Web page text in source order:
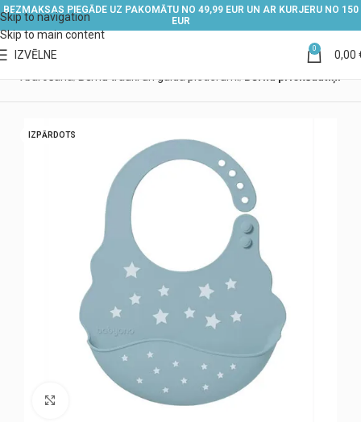
Skip to navigation
Skip to main content
BEZMAKSAS PIEGĀDE UZ PAKOMĀTU NO 49,99 EUR UN AR KURJERU NO 150
EUR
IZVĒLNE 0 0,00
IZPĀRDOTS
Noklikšķiniet, lai palielinātu